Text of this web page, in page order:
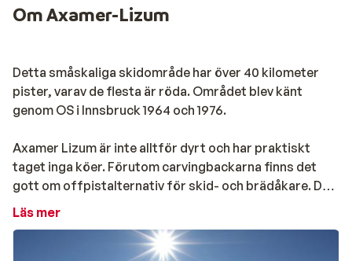
Om Axamer-Lizum
Detta småskaliga skidområde har över 40 kilometer
pister, varav de flesta är röda. Området blev känt
genom OS i Innsbruck 1964 och 1976.
Axamer Lizum är inte alltför dyrt och har praktiskt
taget inga köer. Förutom carvingbackarna finns det
gott om offpistalternativ för skid- och brädåkare. Den
vackraste nedfarten i skidområdet är blue 1, en vacker
Läs mer